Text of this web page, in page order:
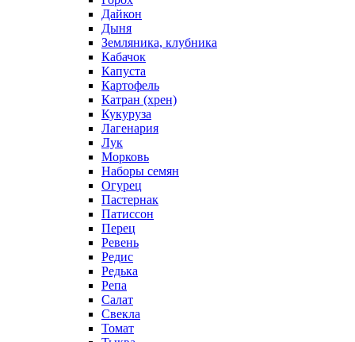
Дайкон
Дыня
Земляника, клубника
Кабачок
Капуста
Картофель
Катран (хрен)
Кукуруза
Лагенария
Лук
Морковь
Наборы семян
Огурец
Пастернак
Патиссон
Перец
Ревень
Редис
Редька
Репа
Салат
Свекла
Томат